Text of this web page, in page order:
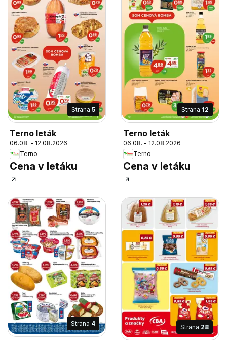
Strana 5
Terno leták
06.08. - 12.08.2026
Terno
Cena v letáku
Strana 12
Terno leták
06.08. - 12.08.2026
Terno
Cena v letáku
Strana 4 Strana 28